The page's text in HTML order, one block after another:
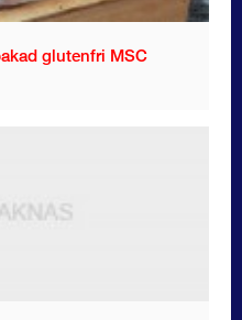
glutenfri MSC